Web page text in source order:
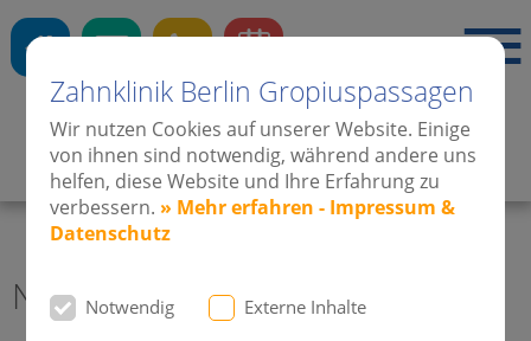
Zahnklinik Berlin Gropiuspassagen
Wir nutzen Cookies auf unserer Website. Einige
von ihnen sind notwendig, während andere uns
helfen, diese Website und Ihre Erfahrung zu
verbessern. » Mehr erfahren - Impressum &
Datenschutz
Notwendig Externe Inhalte
Zahnärzte ·Kieferorthopädie ·Implantate
News 2009 Zahnklinik Berlin